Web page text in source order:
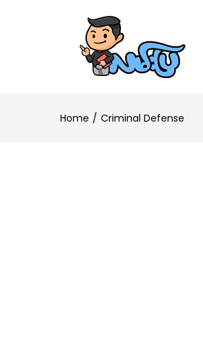
Home Criminal Defense